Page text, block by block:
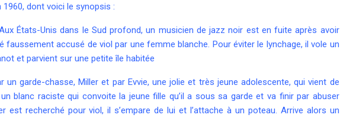
1960, dont voici le synopsis :
États-Unis dans le Sud profond, un musicien de jazz noir est en fuite après avoir
faussement accusé de viol par une femme blanche. Pour éviter le lynchage, il vole un
et parvient sur une petite île habitée
un garde-chasse, Miller et par Evvie, une jolie et très jeune adolescente, qui vient de
blanc raciste qui convoite la jeune fille qu’il a sous sa garde et va finir par abuser
est recherché pour viol, il s’empare de lui et l’attache à un poteau. Arrive alors un